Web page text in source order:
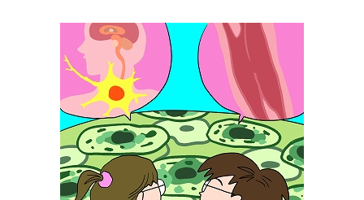
総合型選抜・学校推薦型選抜 募
集要項＆願書
大学入学共通テスト利用選抜の
募集要項＆願書
大学・短大以外の資料から請求
専門学校の資料請求 大学院の資料請求